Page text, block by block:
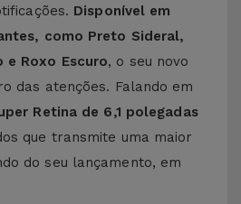
Disponível em
como Preto Sideral,
e Roxo Escuro, o seu novo
das atenções. Falando em
Retina de 6,1 polegadas
que transmite uma maior
do seu lançamento, em